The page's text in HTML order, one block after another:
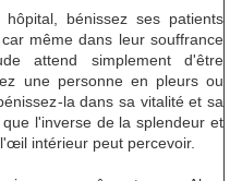
bénissez ses patients
même dans leur souffrance
attend simplement d'être
une personne en pleurs ou
la dans sa vitalité et sa
l'inverse de la splendeur et
intérieur peut percevoir.